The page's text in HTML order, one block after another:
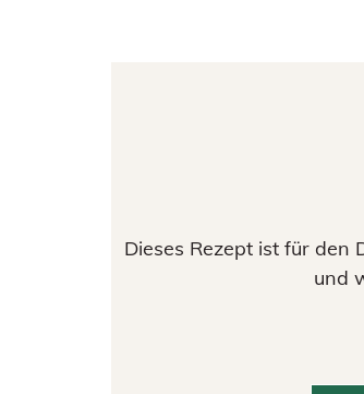
Dieses Rezept ist für den
und